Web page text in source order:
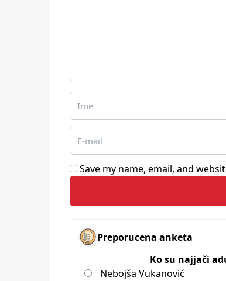
Save my name, email, and
Preporucena anketa
Ko su najjači
Nebojša Vukanović